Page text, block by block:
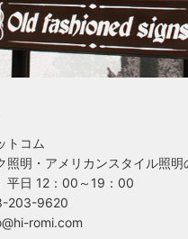
トコム
照明・アメリカンスタイル照明
平日 12：00～19：00
203-9620
romi.com